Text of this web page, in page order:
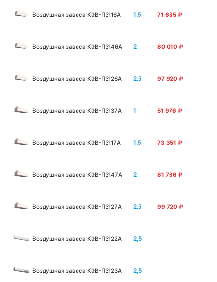
Воздушная завеса КЭВ-П3116A 1.5 71 685 ₽
Воздушная завеса КЭВ-П3146A 2 80 010 ₽
Воздушная завеса КЭВ-П3126A 2.5 97 920 ₽
Воздушная завеса КЭВ-П3137A 1 51 976 ₽
Воздушная завеса КЭВ-П3117A 1.5 73 351 ₽
Воздушная завеса КЭВ-П3147A 2 81 766 ₽
Воздушная завеса КЭВ-П3127A 2.5 99 720 ₽
Воздушная завеса КЭВ-П3122A 2,5
Воздушная завеса КЭВ-П3123A 2,5